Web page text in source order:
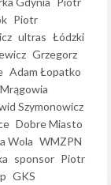
Piotr
ultras Łódzki
Grzegorz
Adam Łopatko
Mrągowia
Szymonowicz
Dobre Miasto
Wola WMZPN
sponsor Piotr
GKS